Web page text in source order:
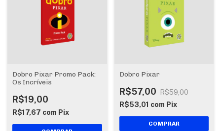
Dobro Pixar Promo Pack:
Os Incríveis
R$19,00
R$17,67 com Pix
Dobro Pixar
R$57,00 R$59,00
R$53,01 com Pix